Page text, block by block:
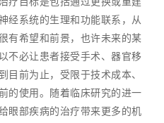
经系统的生理和功能联系，从
有希望和前景，也许未来的某
不必让患者接受手术、器官移
目前为止，受限于技术成本、
的使用。随着临床研究的进一
眼部疾病的治疗带来更多的机